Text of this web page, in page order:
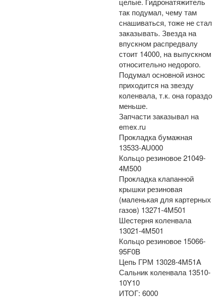
так подумал, чему там
снашиваться, тоже не стал
заказывать. Звезда на
впускном распредвалу
стоит 14000, на выпускном
относительно недорого.
Подумал основной износ
приходится на звезду
коленвала, т.к. она гораздо
меньше.
Запчасти заказывал на
emex.ru
Прокладка бумажная
13533-AU000
Кольцо резиновое 21049-
4M500
Прокладка клапанной
крышки резиновая
(маленькая для картерных
газов) 13271-4M501
Шестерня коленвала
13021-4M501
Кольцо резиновое 15066-
95F0B
Цепь ГРМ 13028-4M51A
Сальник коленвала 13510-
10Y10
ИТОГ: 6000